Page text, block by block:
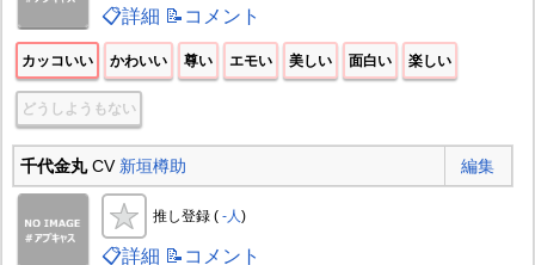
📋詳細 📝コメント
カッコいい かわいい 尊い エモい 美しい 面白い 楽しい
どうしようもない
千代金丸CV 新垣樽助 編集
推し登録 ( -人)
📋詳細 📝コメント